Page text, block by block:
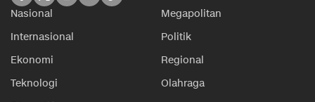
Nasional
Megapolitan
Internasional
Politik
Ekonomi
Regional
Teknologi
Olahraga